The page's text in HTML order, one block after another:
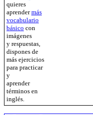
quieres
aprendermás
vocabulario
básico con
imágenes
y respuestas,
dispones de
más ejercicios
para practicar
y
aprender
términos en
inglés.